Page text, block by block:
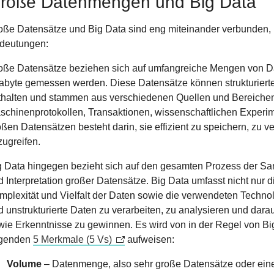
Datensätze und Big Data sind eng miteinander
Datensätze beziehen sich auf umfangreiche Mengen von
gemessen werden. Diese Datensätze können
und stammen aus verschiedenen Quellen und
Transaktionen, wissenschaftlichen
Datensätzen besteht darin, sie effizient zu speichern, zu
Data hingegen bezieht sich auf den gesamten Prozess der
Interpretation großer Datensätze. Big Data umfasst nicht nur
und Vielfalt der Daten sowie die verwendeten
unstrukturierte Daten zu verarbeiten, zu analysieren und
Erkenntnisse zu gewinnen. Es wird von in der Regel von
5 Merkmale (5 Vs) aufweisen:
Volume – Datenmenge, also sehr große Datensätze oder